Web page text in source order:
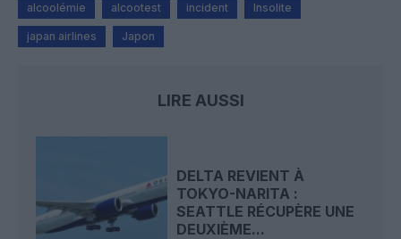
alcoolémie alcootest incident Insolite
japan airlines Japon
LIRE AUSSI
DELTA REVIENT À
TOKYO-NARITA :
SEATTLE RÉCUPÈRE UNE
DEUXIÈME...